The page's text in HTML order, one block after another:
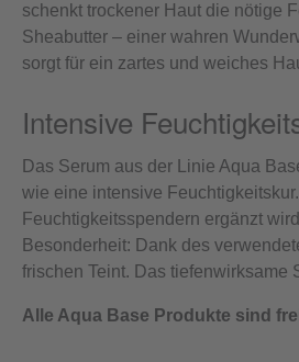
schenkt trockener Haut die nötige
Sheabutter – einer wahren
sorgt für ein zartes und weiches
Intensive
Das Serum aus der Linie Aqua
wie eine intensive
Feuchtigkeitsspendern ergänzt
Besonderheit: Dank des
frischen Teint. Das tiefenwirksame
Alle Aqua Base Produkte sind